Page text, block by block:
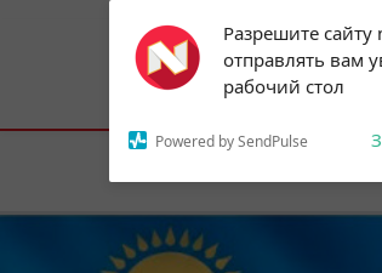
Разрешите сайту
отправлять вам
рабочий стол
Powered by SendPulse
Subscribe to our
notifications!
To enable permission prompts,
the notification icon
Астана:15°C